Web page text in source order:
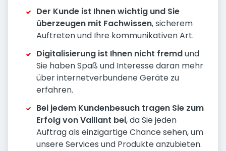
Der Kunde ist Ihnen wichtig und Sie
überzeugen mit Fachwissen, sicherem
Auftreten und Ihre kommunikativen Art.
Digitalisierung ist Ihnen nicht fremdund
Sie haben Spaß und Interesse daran mehr
über internetverbundene Geräte zu
erfahren.
Bei jedem Kundenbesuch tragen Sie zum
Erfolg von Vaillant bei, da Sie jeden
Auftrag als einzigartige Chance sehen, um
unsere Services und Produkte anzubieten.